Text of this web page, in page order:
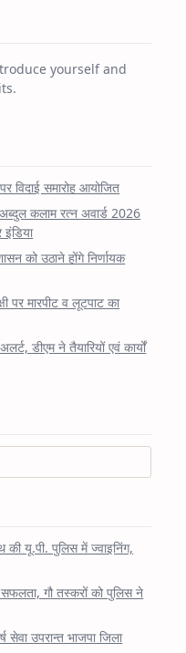
yourself and
विदाई समारोह आयोजित
अब्दुल कलाम रत्न अवार्ड 2026
को उठाने होंगे निर्णायक
पर मारपीट व लूटपाट का
डीएम ने तैयारियों एवं कार्यों
यू.पी. पुलिस में ज्वाइनिंग,
सफलता, गौ तस्करों को पुलिस ने
सेवा उपरान्त भाजपा जिला